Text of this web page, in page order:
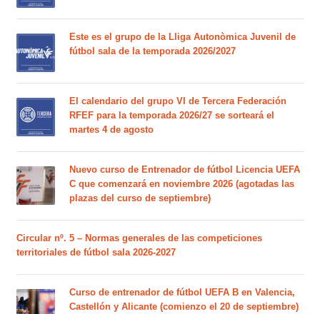
Este es el grupo de la Lliga Autonòmica Juvenil de
fútbol sala de la temporada 2026/2027
El calendario del grupo VI de Tercera Federación
RFEF para la temporada 2026/27 se sorteará el
martes 4 de agosto
Nuevo curso de Entrenador de fútbol Licencia UEFA
C que comenzará en noviembre 2026 (agotadas las
plazas del curso de septiembre)
Circular nº. 5 – Normas generales de las competiciones
territoriales de fútbol sala 2026-2027
Curso de entrenador de fútbol UEFA B en Valencia,
Castellón y Alicante (comienzo el 20 de septiembre)